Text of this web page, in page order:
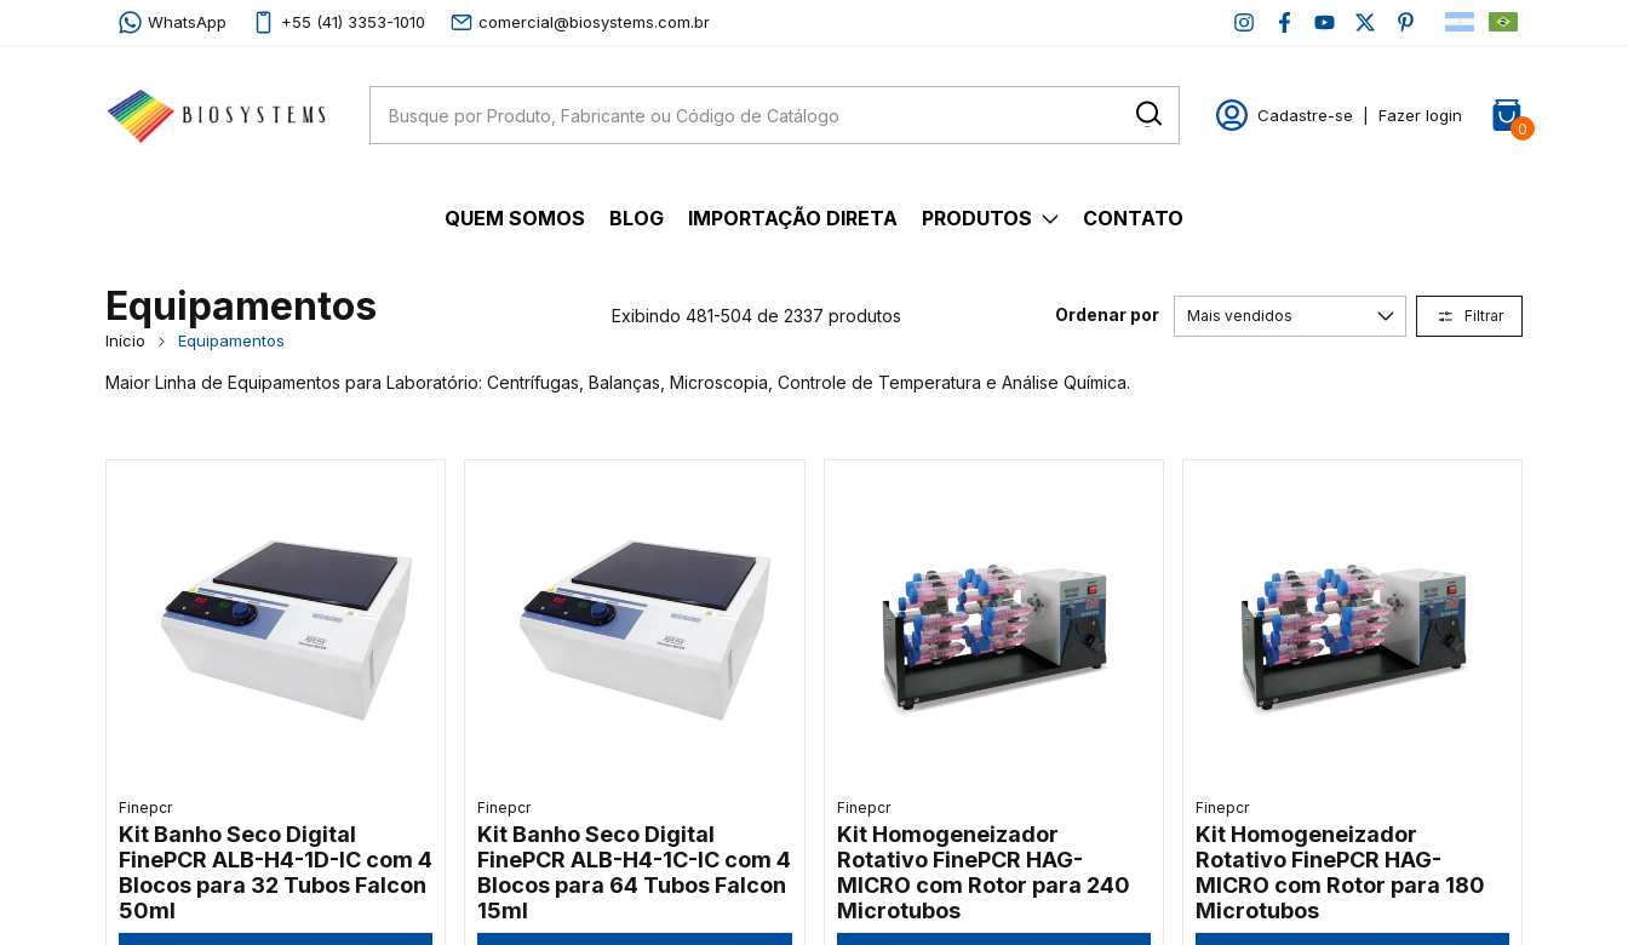
WhatsApp +55 (41) 3353-1010 comercial@biosystems.com.br
Cadastre-se Fazer login
0
QUEM SOMOS BLOG IMPORTAÇÃO DIRETA PRODUTOS CONTATO
Equipamentos
Início Equipamentos
Exibindo 481-504 de 2337 produtos Ordenar por Filtrar
Maior Linha de Equipamentos para Laboratório: Centrífugas, Balanças, Microscopia, Controle de Temperatura e Análise Química.
Finepcr
Kit Banho Seco Digital
FinePCR ALB-H4-1D-IC com 4
Blocos para 32 Tubos Falcon
50ml
Finepcr
Kit Banho Seco Digital
FinePCR ALB-H4-1C-IC com 4
Blocos para 64 Tubos Falcon
15ml
Finepcr
Kit Homogeneizador
Rotativo FinePCR HAG-
MICRO com Rotor para 240
Microtubos
Finepcr
Kit Homogeneizador
Rotativo FinePCR HAG-
MICRO com Rotor para 180
Microtubos